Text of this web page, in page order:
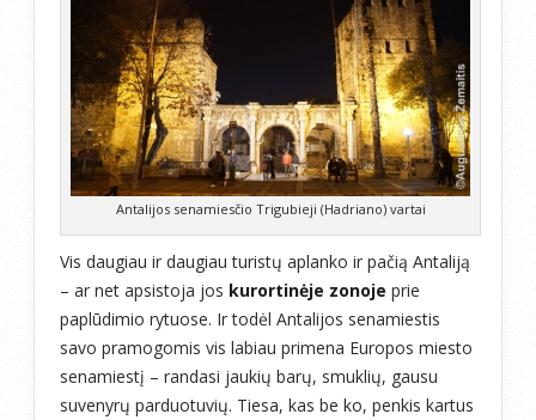
Antalijos senamiesčio Trigubieji (Hadriano) vartai
Vis daugiau ir daugiau turistų aplanko ir pačią Antaliją
– ar net apsistoja jos kurortinėje zonoje prie
paplūdimio rytuose. Ir todėl Antalijos senamiestis
savo pramogomis vis labiau primena Europos miesto
senamiestį – randasi jaukių barų, smuklių, gausu
suvenyrų parduotuvių. Tiesa, kas be ko, penkis kartus